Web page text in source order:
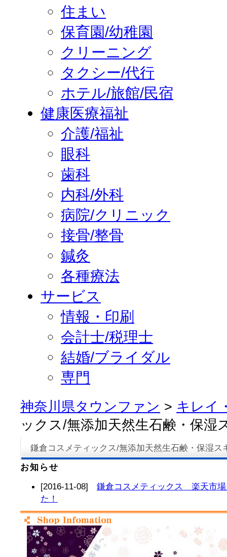
住まい
保育園/幼稚園
クリーニング
タクシー/代行
ホテル/旅館/民宿
健康医療福祉
介護/福祉
眼科
歯科
内科/外科
病院/クリニック
接骨/整骨
鍼灸
各種療法
サービス
情報・印刷
会計士/税理士
結婚/ブライダル
専門
神奈川県タウンファン > キレイ
ックス/無添加天然生石鹸・保湿
鎌倉コスメティックス/無添加天然生石鹸・保湿ス
お知らせ
[2016-11-08] 鎌倉コスメティックス 楽天市
た！